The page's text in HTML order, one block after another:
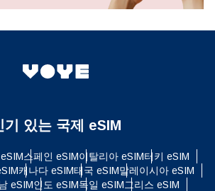
기 있는 국제 eSIM
스페인 eSIM이탈리아 eSIM터키 eSIM
캐나다 eSIM태국 eSIM말레이시아 eSIM
eSIM인도 eSIM독일 eSIM그리스 eSIM